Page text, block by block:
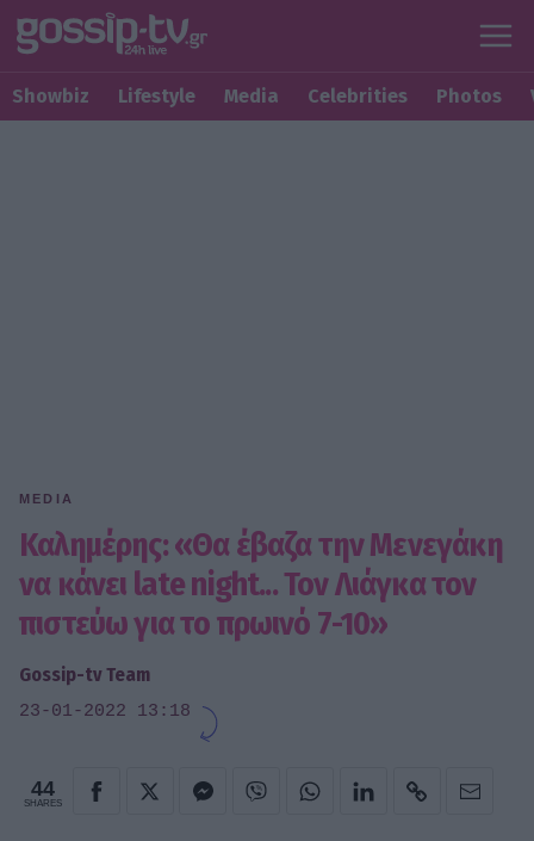
Showbiz Lifestyle Media Celebrities Photos
MEDIA
Καλημέρης: «Θα έβαζα την Μενεγάκη
να κάνει late night... Τον Λιάγκα τον
πιστεύω για το πρωινό 7-10»
Gossip-tv Team
23-01-2022 13:18
44
SHARES